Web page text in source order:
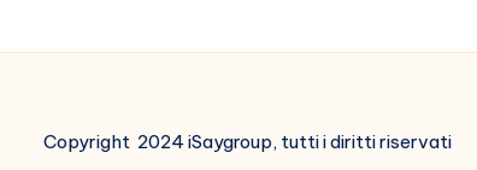
Copyright 2024 iSaygroup, tutti i diritti riservati